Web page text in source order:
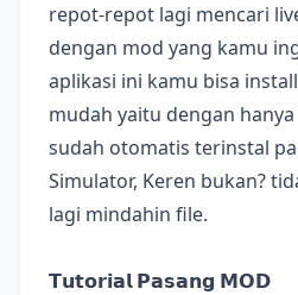
repot-repot lagi mencari
dengan mod yang kamu
aplikasi ini kamu bisa
mudah yaitu dengan
sudah otomatis terinstal
Simulator, Keren bukan?
lagi mindahin file.
𝗧𝘂𝘁𝗼𝗿𝗶𝗮𝗹 𝗣𝗮𝘀𝗮𝗻𝗴 𝗠𝗢𝗗